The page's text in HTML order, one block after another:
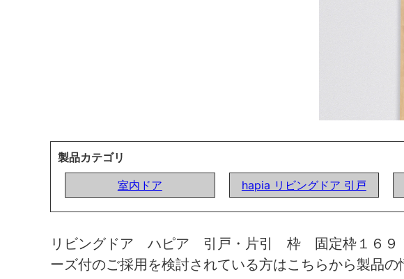
製品カテゴリ
室内ドア
hapia リビングドア 引戸
リビングドア ハピア 引戸・片引 枠 固定枠１６
ーズ付のご採用を検討されている方はこちらから製品